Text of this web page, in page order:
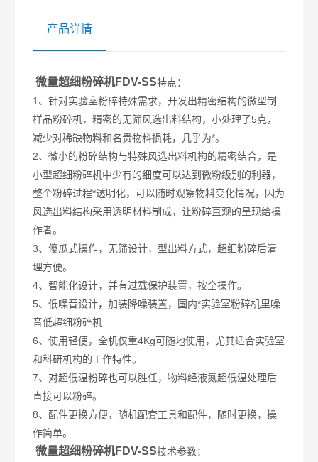
产品详情
微量超细粉碎机FDV-SS特点：
1、针对实验室粉碎特殊需求，开发出精密结构的微型制
样品粉碎机，精密的无筛风选出料结构，小处理了5克，
减少对稀缺物料和名贵物料损耗，几乎为*。
2、微小的粉碎结构与特殊风选出料机构的精密结合，是
小型超细粉碎机中少有的细度可以达到微粉级别的利器，
整个粉碎过程*透明化，可以随时观察物料变化情况，因为
风选出料结构采用透明材料制成，让粉碎直观的呈现给操
作者。
3、傻瓜式操作，无筛设计，型出料方式，超细粉碎后清
理方便。
4、智能化设计，并有过载保护装置，按全操作。
5、低噪音设计，加装降噪装置，国内*实验室粉碎机里噪
音低超细粉碎机
6、使用轻便，全机仅重4Kg可随地使用，尤其适合实验室
和科研机构的工作特性。
7、对超低温粉碎也可以胜任，物料经液氮超低温处理后
直接可以粉碎。
8、配件更换方便，随机配套工具和配件，随时更换，操
作简单。
微量超细粉碎机FDV-SS技术参数：